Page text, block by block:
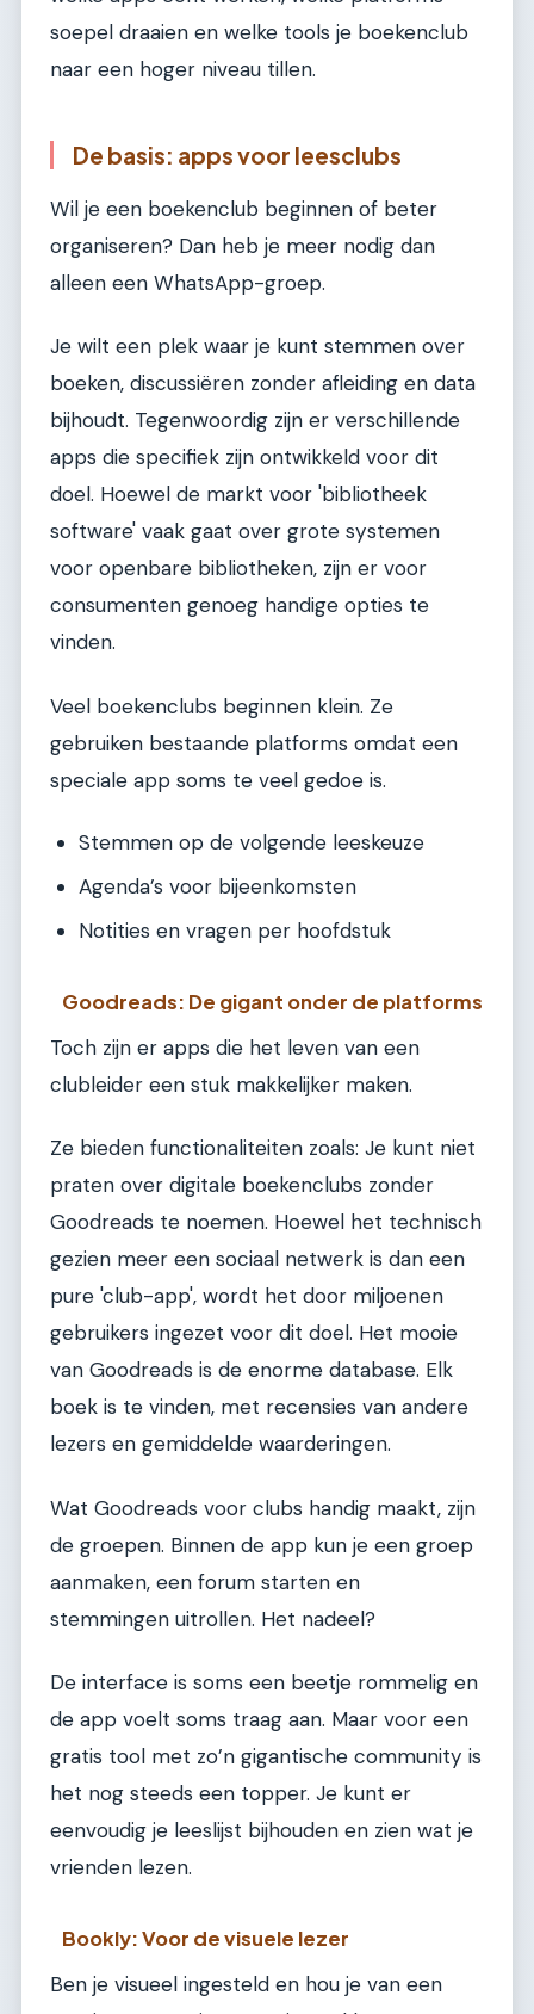
soepel draaien en welke tools je boekenclub
naar een hoger niveau tillen.
De basis: apps voor leesclubs
Wil je een boekenclub beginnen of beter
organiseren? Dan heb je meer nodig dan
alleen een WhatsApp-groep.
Je wilt een plek waar je kunt stemmen over
boeken, discussiëren zonder afleiding en data
bijhoudt. Tegenwoordig zijn er verschillende
apps die specifiek zijn ontwikkeld voor dit
doel. Hoewel de markt voor 'bibliotheek
software' vaak gaat over grote systemen
voor openbare bibliotheken, zijn er voor
consumenten genoeg handige opties te
vinden.
Veel boekenclubs beginnen klein. Ze
gebruiken bestaande platforms omdat een
speciale app soms te veel gedoe is.
Stemmen op de volgende leeskeuze
Agenda’s voor bijeenkomsten
Notities en vragen per hoofdstuk
Goodreads: De gigant onder de platforms
Toch zijn er apps die het leven van een
clubleider een stuk makkelijker maken.
Ze bieden functionaliteiten zoals: Je kunt niet
praten over digitale boekenclubs zonder
Goodreads te noemen. Hoewel het technisch
gezien meer een sociaal netwerk is dan een
pure 'club-app', wordt het door miljoenen
gebruikers ingezet voor dit doel. Het mooie
van Goodreads is de enorme database. Elk
boek is te vinden, met recensies van andere
lezers en gemiddelde waarderingen.
Wat Goodreads voor clubs handig maakt, zijn
de groepen. Binnen de app kun je een groep
aanmaken, een forum starten en
stemmingen uitrollen. Het nadeel?
De interface is soms een beetje rommelig en
de app voelt soms traag aan. Maar voor een
gratis tool met zo’n gigantische community is
het nog steeds een topper. Je kunt er
eenvoudig je leeslijst bijhouden en zien wat je
vrienden lezen.
Bookly: Voor de visuele lezer
Ben je visueel ingesteld en hou je van een